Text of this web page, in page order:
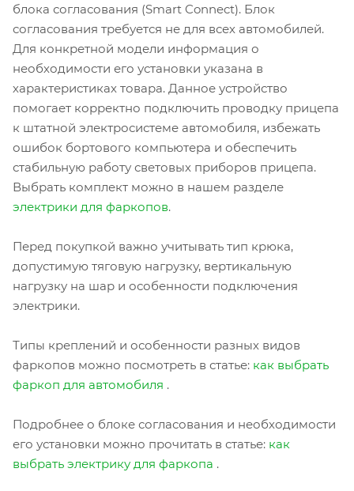
блока согласования (Smart Connect). Блок
согласования требуется не для всех автомобилей.
Для конкретной модели информация о
необходимости его установки указана в
характеристиках товара. Данное устройство
помогает корректно подключить проводку прицепа
к штатной электросистеме автомобиля, избежать
ошибок бортового компьютера и обеспечить
стабильную работу световых приборов прицепа.
Выбрать комплект можно в нашем разделе
электрики для фаркопов.
Перед покупкой важно учитывать тип крюка,
допустимую тяговую нагрузку, вертикальную
нагрузку на шар и особенности подключения
электрики.
Типы креплений и особенности разных видов
фаркопов можно посмотреть в статье: как выбрать
фаркоп для автомобиля .
Подробнее о блоке согласования и необходимости
его установки можно прочитать в статье: как
выбрать электрику для фаркопа .